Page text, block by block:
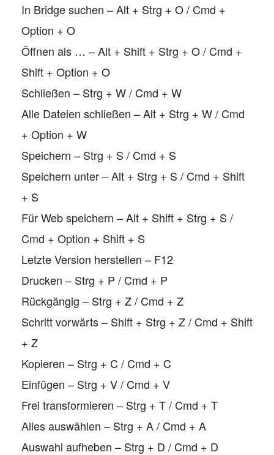
In Bridge suchen – Alt + Strg + O / Cmd +
Option + O
Öffnen als … – Alt + Shift + Strg + O / Cmd +
Shift + Option + O
Schließen – Strg + W / Cmd + W
Alle Dateien schließen – Alt + Strg + W / Cmd
+ Option + W
Speichern – Strg + S / Cmd + S
Speichern unter – Alt + Strg + S / Cmd + Shift
+ S
Für Web speichern – Alt + Shift + Strg + S /
Cmd + Option + Shift + S
Letzte Version herstellen – F12
Drucken – Strg + P / Cmd + P
Rückgängig – Strg + Z / Cmd + Z
Schritt vorwärts – Shift + Strg + Z / Cmd + Shift
+ Z
Kopieren – Strg + C / Cmd + C
Einfügen – Strg + V / Cmd + V
Frei transformieren – Strg + T / Cmd + T
Alles auswählen – Strg + A / Cmd + A
Auswahl aufheben – Strg + D / Cmd + D